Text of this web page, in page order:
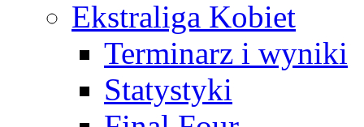
Ekstraliga Kobiet
Terminarz i wyniki
Statystyki